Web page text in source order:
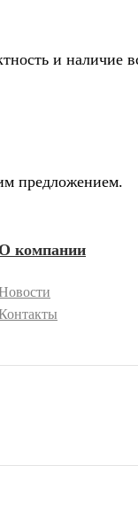
и наличие
предложением.
О компании